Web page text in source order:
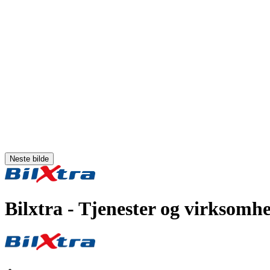
Neste bilde
Bilxtra - Tjenester og